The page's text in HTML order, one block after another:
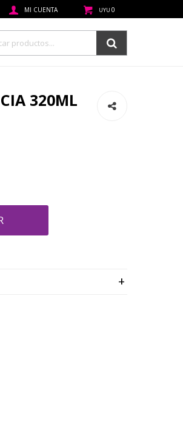
UYU 0
320ML